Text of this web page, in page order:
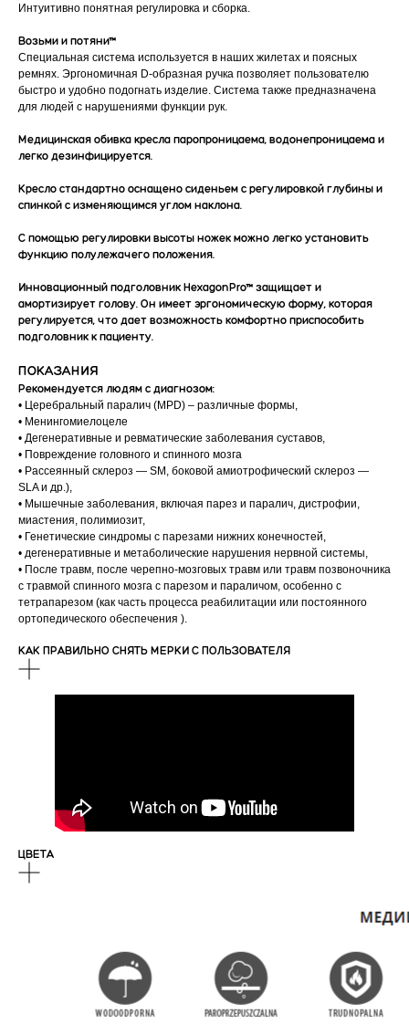
Интуитивно понятная регулировка и сборка.
Возьми и потяни™
Специальная система используется в наших жилетах и поясных
ремнях. Эргономичная D-образная ручка позволяет пользователю
быстро и удобно подогнать изделие. Система также предназначена
для людей с нарушениями функции рук.
Медицинская обивка кресла паропроницаема, водонепроницаема и
легко дезинфицируется.
Кресло стандартно оснащено сиденьем с регулировкой глубины и
спинкой с изменяющимся углом наклона.
С помощью регулировки высоты ножек можно легко установить
функцию полулежачего положения.
Инновационный подголовник HexagonPro™ защищает и
амортизирует голову. Он имеет эргономическую форму, которая
регулируется, что дает возможность комфортно приспособить
подголовник к пациенту.
ПОКАЗАНИЯ
Рекомендуется людям с диагнозом:
• Церебральный паралич (MPD) – различные формы,
• Менингомиелоцеле
• Дегенеративные и ревматические заболевания суставов,
• Повреждение головного и спинного мозга
• Рассеянный склероз — SM, боковой амиотрофический склероз —
SLA и др.),
• Мышечные заболевания, включая парез и паралич, дистрофии,
миастения, полимиозит,
• Генетические синдромы с парезами нижних конечностей,
• дегенеративные и метаболические нарушения нервной системы,
• После травм, после черепно-мозговых травм или травм позвоночника
с травмой спинного мозга с парезом и параличом, особенно с
тетрапарезом (как часть процесса реабилитации или постоянного
ортопедического обеспечения ).
КАК ПРАВИЛЬНО СНЯТЬ МЕРКИ С ПОЛЬЗОВАТЕЛЯ
ЦВЕТА